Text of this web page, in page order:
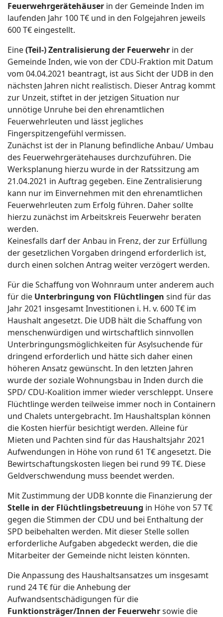
Feuerwehrgerätehäuser in der Gemeinde Inden im
laufenden Jahr 100 T€ und in den Folgejahren jeweils
600 T€ eingestellt.
Eine(Teil-) Zentralisierung der Feuerwehr in der
Gemeinde Inden, wie von der CDU-Fraktion mit Datum
vom 04.04.2021 beantragt, ist aus Sicht der UDB in den
nächsten Jahren nicht realistisch. Dieser Antrag kommt
zur Unzeit, stiftet in der jetzigen Situation nur
unnötige Unruhe bei den ehrenamtlichen
Feuerwehrleuten und lässt jegliches
Fingerspitzengefühl vermissen.
Zunächst ist der in Planung befindliche Anbau/ Umbau
des Feuerwehrgerätehauses durchzuführen. Die
Werksplanung hierzu wurde in der Ratssitzung am
21.04.2021 in Auftrag gegeben. Eine Zentralisierung
kann nur im Einvernehmen mit den ehrenamtlichen
Feuerwehrleuten zum Erfolg führen. Daher sollte
hierzu zunächst im Arbeitskreis Feuerwehr beraten
werden.
Keinesfalls darf der Anbau in Frenz, der zur Erfüllung
der gesetzlichen Vorgaben dringend erforderlich ist,
durch einen solchen Antrag weiter verzögert werden.
Für die Schaffung von Wohnraum unter anderem auch
für die Unterbringung von Flüchtlingen sind für das
Jahr 2021 insgesamt Investitionen i. H. v. 600 T€ im
Haushalt angesetzt. Die UDB hält die Schaffung von
menschenwürdigen und wirtschaftlich sinnvollen
Unterbringungsmöglichkeiten für Asylsuchende für
dringend erforderlich und hätte sich daher einen
höheren Ansatz gewünscht. In den letzten Jahren
wurde der soziale Wohnungsbau in Inden durch die
SPD/ CDU-Koalition immer wieder verschleppt. Unsere
Flüchtlinge werden teilweise immer noch in Containern
und Chalets untergebracht. Im Haushaltsplan können
die Kosten hierfür besichtigt werden. Alleine für
Mieten und Pachten sind für das Haushaltsjahr 2021
Aufwendungen in Höhe von rund 61 T€ angesetzt. Die
Bewirtschaftungskosten liegen bei rund 99 T€. Diese
Geldverschwendung muss beendet werden.
Mit Zustimmung der UDB konnte die Finanzierung der
Stelle in der Flüchtlingsbetreuung in Höhe von 57 T€
gegen die Stimmen der CDU und bei Enthaltung der
SPD beibehalten werden. Mit dieser Stelle sollen
erforderliche Aufgaben abgedeckt werden, die die
Mitarbeiter der Gemeinde nicht leisten könnten.
Die Anpassung des Haushaltsansatzes um insgesamt
rund 24 T€ für die Anhebung der
Aufwandsentschädigungen für die
Funktionsträger/Innen der Feuerwehrsowie die